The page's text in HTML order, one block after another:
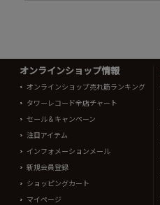
オンラインショップ情報
オンラインショップ売れ筋ランキング
タワーレコード全店チャート
セール＆キャンペーン
注目アイテム
インフォメーションメール
新規会員登録
ショッピングカート
マイページ